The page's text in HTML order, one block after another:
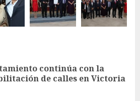
continúa con la
de calles en Victoria